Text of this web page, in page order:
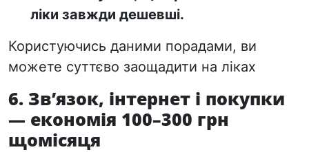
ліки завжди дешевші.
Користуючись даними порадами, ви
можете суттєво заощадити на ліках
6. Зв’язок, інтернет і покупки
— економія 100–300 грн
щомісяця